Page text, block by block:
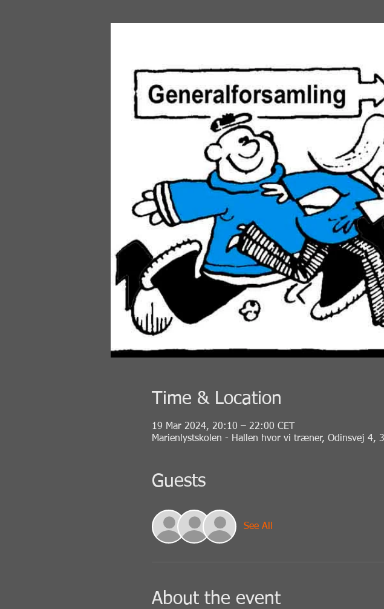
Time & Location
19 Mar 2024, 20:10 – 22:00 CET
Marienlystskolen - Hallen hvor vi træner, Odinsvej 4,
Guests
See All
About the event